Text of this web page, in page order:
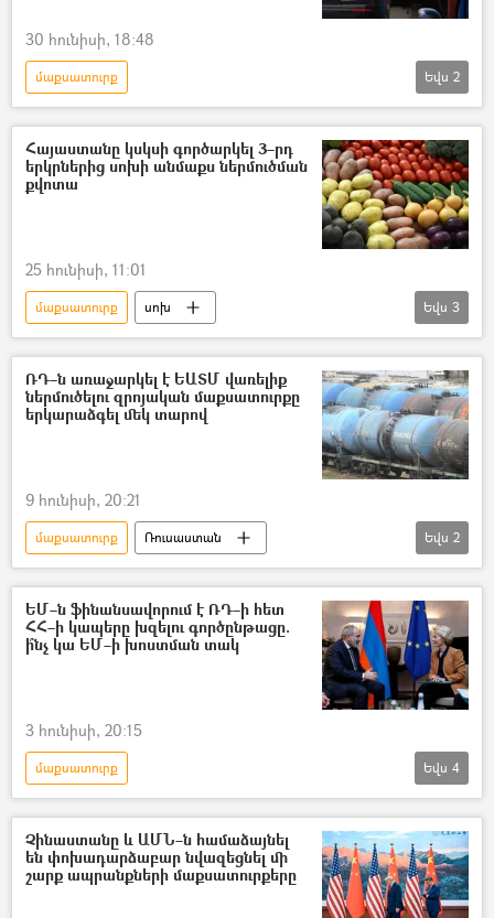
30 հունիսի, 18:48
մաքսատուրք
Եվրասիական տնտեսական միություն (ԵԱՏՄ)
վառելիք
Եվս 2
Հայաստանը կսկսի գործարկել 3–րդ
երկրներից սոխի անմաքս ներմուծման
քվոտա
25 հունիսի, 11:01
մաքսատուրք
սոխ
Եվրասիական տնտեսական միություն (ԵԱՏՄ)
Հայաստան և ԵԱՏՄ
Մաքսային Միություն
Եվս 3
ՌԴ–ն առաջարկել է ԵԱՏՄ վառելիք
ներմուծելու զրոյական մաքսատուրքը
երկարաձգել մեկ տարով
9 հունիսի, 20:21
մաքսատուրք
Ռուսաստան
Եվրասիական տնտեսական միություն (ԵԱՏՄ)
վառելիք
Եվս 2
ԵՄ–ն ֆինանսավորում է ՌԴ–ի հետ
ՀՀ–ի կապերը խզելու գործընթացը.
ի՞նչ կա ԵՄ–ի խոստման տակ
3 հունիսի, 20:15
մաքսատուրք
Եվրասիական տնտեսական միություն (ԵԱՏՄ)
Հայաստան և ԵԱՏՄ
Եվրամիություն
Ռուսաստան
Եվս 4
Չինաստանը և ԱՄՆ–ն համաձայնել
են փոխադարձաբար նվազեցնել մի
շարք ապրանքների մաքսատուրքերը